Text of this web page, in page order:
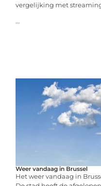
vergelijking met
...
Weer vandaag in Brussel
Het weer vandaag in